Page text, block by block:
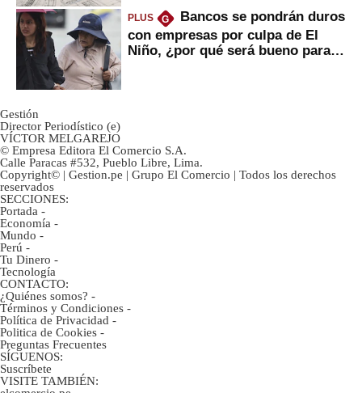
PLUS G
Bancos se pondrán duros
con empresas por culpa de El
Niño, ¿por qué será bueno para
Gestión
Director Periodístico (e)
VÍCTOR MELGAREJO
© Empresa Editora El Comercio S.A.
Calle Paracas #532, Pueblo Libre, Lima.
Copyright© | Gestion.pe | Grupo El Comercio | Todos los derechos
reservados
SECCIONES:
Portada -
Economía -
Mundo -
Perú -
Tu Dinero -
Tecnología
CONTACTO:
¿Quiénes somos? -
Términos y Condiciones -
Política de Privacidad -
Politica de Cookies -
Preguntas Frecuentes
SÍGUENOS:
Suscríbete
VISITE TAMBIÉN: